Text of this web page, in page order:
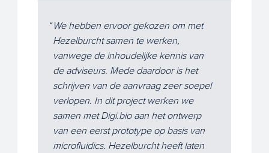
We hebben ervoor gekozen om met
Hezelburcht samen te werken,
vanwege de inhoudelijke kennis van
de adviseurs. Mede daardoor is het
schrijven van de aanvraag zeer soepel
verlopen. In dit project werken we
samen met Digi.bio aan het ontwerp
van een eerst prototype op basis van
microfluidics. Hezelburcht heeft laten